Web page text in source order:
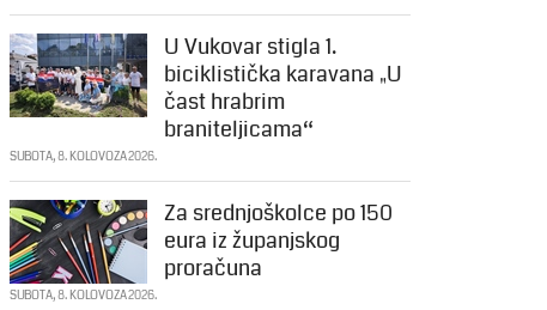
U Vukovar stigla 1.
biciklistička karavana „U
čast hrabrim
braniteljicama“
SUBOTA, 8. KOLOVOZA 2026.
Za srednjoškolce po 150
eura iz županjskog
proračuna
SUBOTA, 8. KOLOVOZA 2026.